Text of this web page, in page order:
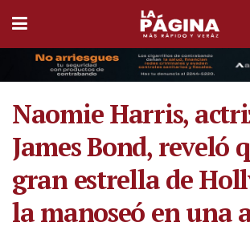
Naomie Harris,
James Bond, reveló
gran estrella de
la manoseó en una